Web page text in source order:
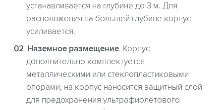
устанавливается на глубине до 3 м. Для
расположения на большей глубине корпус
усиливается.
Наземное размещение. Корпус
дополнительно комплектуется
металлическими или стеклопластиковыми
опорами, на корпус наносится защитный слой
для предохранения ультрафиолетового